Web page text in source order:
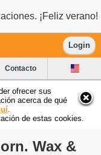
¡Feliz verano!
Login
Contacto
ofrecer sus
acerca de qué
de estas cookies.
Wax &